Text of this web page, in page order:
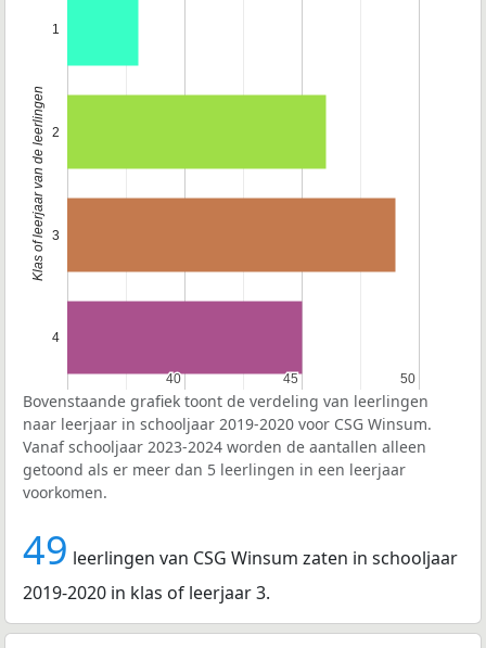
40
40 45
45 50
50
1
2
3
4
Klas of leerjaar van de leerlingen
Bovenstaande grafiek toont de verdeling van leerlingen
naar leerjaar in schooljaar 2019-2020 voor CSG Winsum.
Vanaf schooljaar 2023-2024 worden de aantallen alleen
getoond als er meer dan 5 leerlingen in een leerjaar
voorkomen.
49 leerlingen van CSG Winsum zaten in schooljaar
2019-2020 in klas of leerjaar 3.